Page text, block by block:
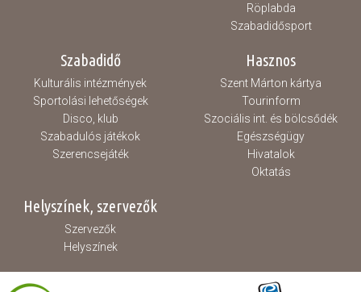
Röplabda
Szabadidősport
Szabadidő
Kulturális intézmények
Sportolási lehetőségek
Disco, klub
Szabadulós játékok
Szerencsejáték
Hasznos
Szent Márton kártya
Tourinform
Szociális int. és bölcsődék
Egészségügy
Hivatalok
Oktatás
Helyszínek, szervezők
Szervezők
Helyszínek